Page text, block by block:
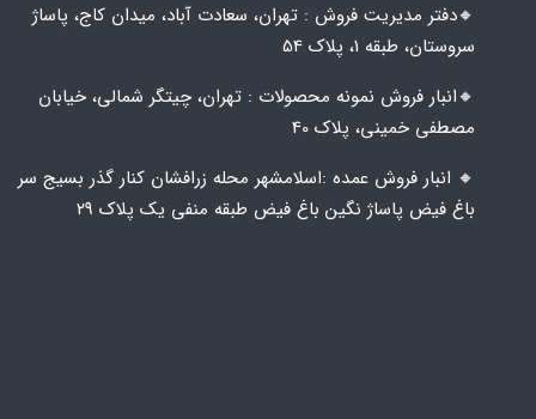
🔸️​​دفتر مدیریت فروش : تهران، سعادت آباد، میدان کاج، پاساژ
سروستان، طبقه 1، پلاک 54
🔸️​​انبار فروش نمونه محصولات : تهران، چیتگر شمالی، خیابان
مصطفی خمینی، پلاک 40
🔸️ انبار فروش عمده :اسلامشهر محله زرافشان کنار گذر بسیج سر
باغ فیض پاساژ نگین باغ فیض طبقه منفی یک پلاک ۲۹